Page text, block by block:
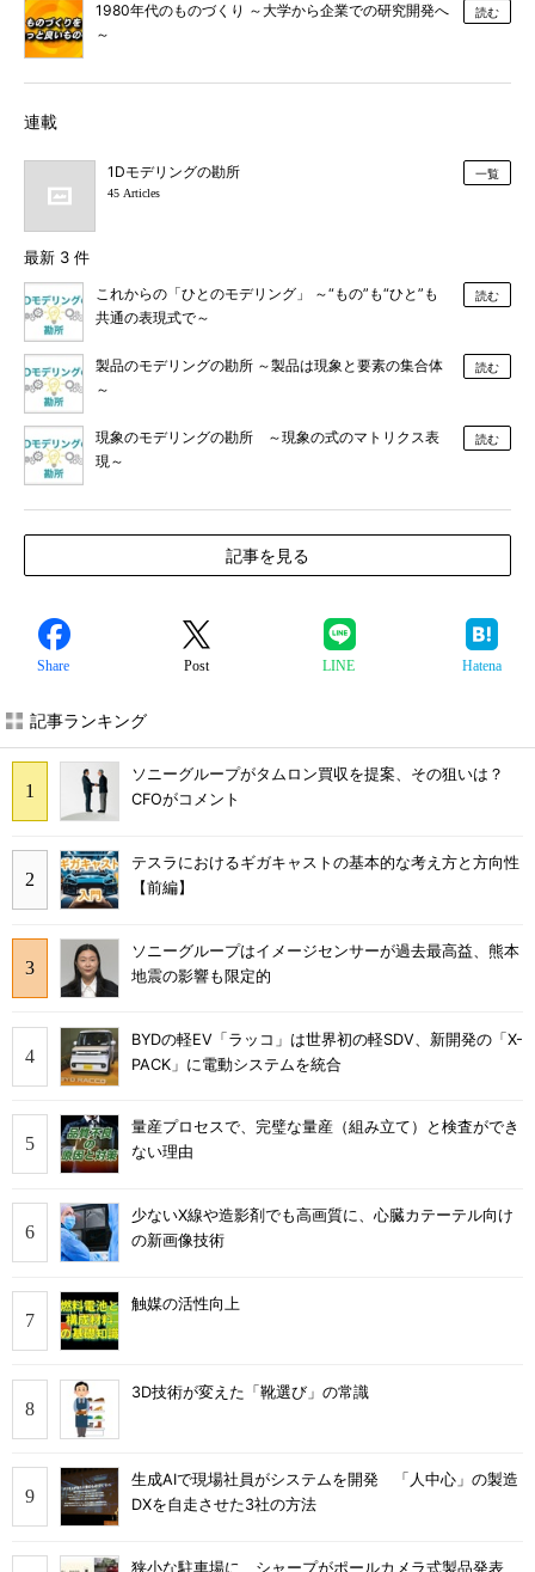
1980年代のものづくり ～大学から企業での研究開発へ
～
読む
連載
1Dモデリングの勘所
45 Articles
一覧
最新 3 件
これからの「ひとのモデリング」 ～“もの”も“ひと”も
共通の表現式で～
読む
製品のモデリングの勘所 ～製品は現象と要素の集合体
～
読む
現象のモデリングの勘所 ～現象の式のマトリクス表
現～
読む
記事を見る
Share Post LINE Hatena
記事ランキング
ソニーグループがタムロン買収を提案、その狙いは？
CFOがコメント
テスラにおけるギガキャストの基本的な考え方と方向性
【前編】
ソニーグループはイメージセンサーが過去最高益、熊本
地震の影響も限定的
BYDの軽EV「ラッコ」は世界初の軽SDV、新開発の「X-
PACK」に電動システムを統合
量産プロセスで、完璧な量産（組み立て）と検査ができ
ない理由
少ないX線や造影剤でも高画質に、心臓カテーテル向け
の新画像技術
触媒の活性向上
3D技術が変えた「靴選び」の常識
生成AIで現場社員がシステムを開発 「人中心」の製造
DXを自走させた3社の方法
狭小な駐車場に、シャープがポールカメラ式製品発表